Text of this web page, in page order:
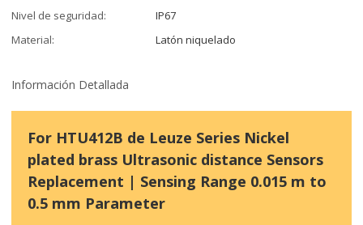
Nivel de seguridad:
IP67
Material:
Latón niquelado
Información Detallada
For HTU412B de Leuze Series Nickel
plated brass Ultrasonic distance Sensors
Replacement | Sensing Range 0.015 m to
0.5 mm Parameter